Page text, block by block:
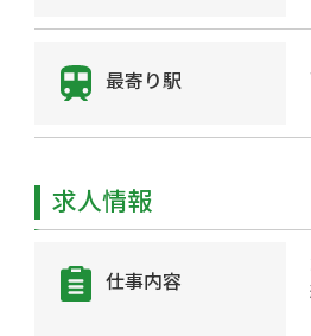
最寄り駅
求人情報
仕事内容